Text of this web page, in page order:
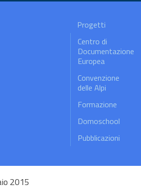
Progetti
Centro di
Documentazione
Europea
Convenzione
delle Alpi
Formazione
Domoschool
Pubblicazioni
2015